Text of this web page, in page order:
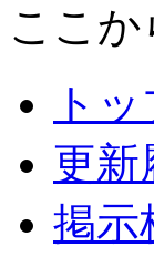
ここ
ト
更新
掲示